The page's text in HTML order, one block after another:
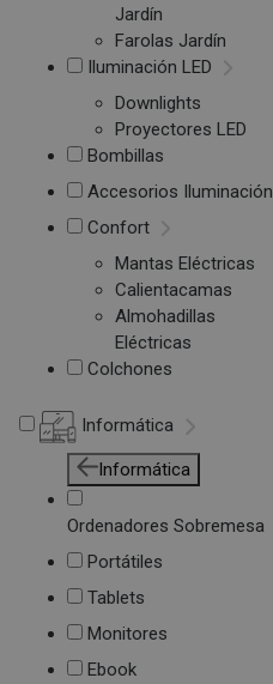
Jardín
Farolas Jardín
Iluminación LED
Downlights
Proyectores LED
Bombillas
Accesorios Iluminación
Confort
Mantas Eléctricas
Calientacamas
Almohadillas
Eléctricas
Colchones
Informática
Informática
Ordenadores Sobremesa
Portátiles
Tablets
Monitores
Ebook